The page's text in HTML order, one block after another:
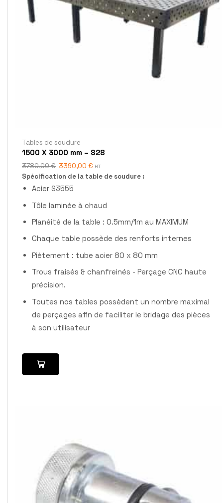
Tables de soudure
1500 X 3000 mm – S28
3780,00€ 3390,00 € HT
Spécification de la table de soudure :
Acier S3555
Tôle laminée à chaud
Planéité de la table : 0.5mm/1m au MAXIMUM
Chaque table possède des renforts internes
Piètement : tube acier 80 x 80 mm
Trous fraisés & chanfreinés - Perçage CNC haute
précision.
Toutes nos tables possèdent un nombre maximal
de perçages afin de faciliter le bridage des pièces
à son utilisateur